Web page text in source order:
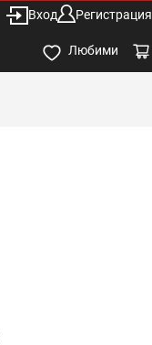
Вход Регистрация
Любими